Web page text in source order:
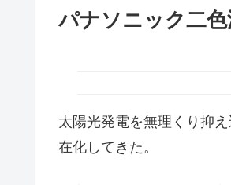
パナソニック二
太陽光発電を無理くり抑
在化してきた。